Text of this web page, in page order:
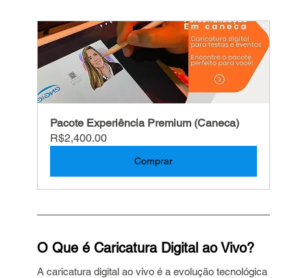
Pacote Experiência Premium (Caneca)
R$2,400.00
Comprar
O Que é Caricatura Digital ao Vivo?
A caricatura digital ao vivo é a evolução tecnológica